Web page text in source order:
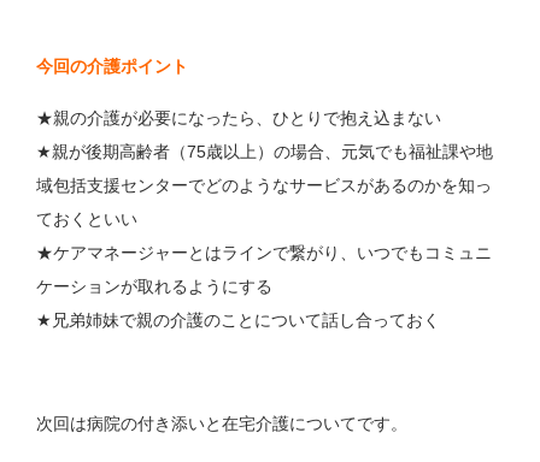
今回の介護ポイント
★親の介護が必要になったら、ひとりで抱え込まない
★親が後期高齢者（75歳以上）の場合、元気でも福祉課や地
域包括支援センターでどのようなサービスがあるのかを知っ
ておくといい
★ケアマネージャーとはラインで繋がり、いつでもコミュニ
ケーションが取れるようにする
★兄弟姉妹で親の介護のことについて話し合っておく
次回は病院の付き添いと在宅介護についてです。